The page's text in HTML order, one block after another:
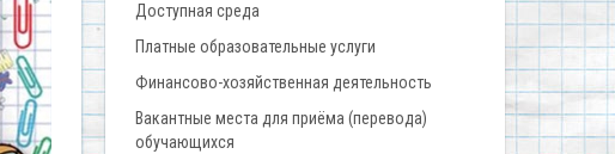
Доступная среда
Платные образовательные услуги
Финансово-хозяйственная деятельность
Вакантные места для приёма (перевода)
обучающихся